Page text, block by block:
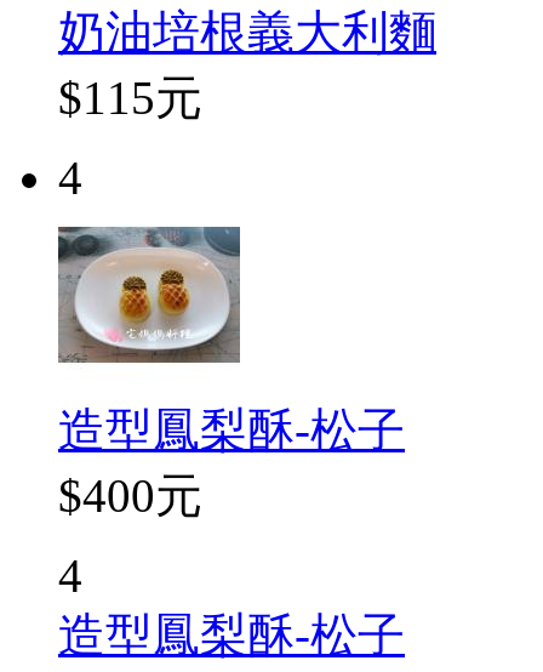
奶油培根義大利麵
$115元
4
造型鳳梨酥-松子
$400元
4
造型鳳梨酥-松子